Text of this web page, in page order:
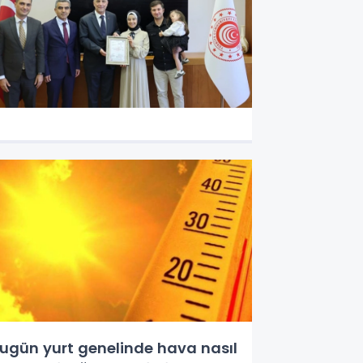
yurt genelinde hava nasıl